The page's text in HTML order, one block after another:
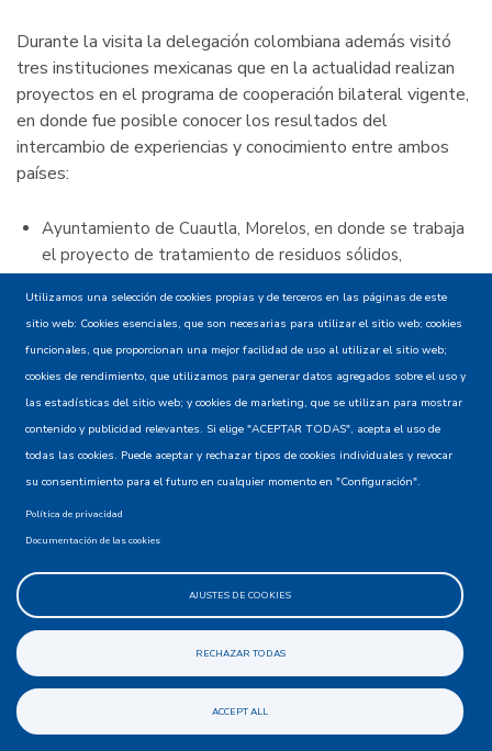
Durante la visita la delegación colombiana además visitó
tres instituciones mexicanas que en la actualidad realizan
proyectos en el programa de cooperación bilateral vigente,
en donde fue posible conocer los resultados del
intercambio de experiencias y conocimiento entre ambos
países:
Ayuntamiento de Cuautla, Morelos, en donde se trabaja
el proyecto de tratamiento de residuos sólidos,
el que se adelanta el proyecto de estrategias de salud
para personas de tercera edad.
Escuela Superior de Ingeniería Mecánica y Eléctrica
(Unidad Azcapotzalco) del Instituto Politécnico Nacional
(IPN), donde se desarrolla el proyecto sobre prototipos
robóticos de prótesis.
Para la Agencia de Cooperación mexicana este fue un
a Paz, pues se resaltaron los ejemplos de reinserción y
resocialización a través de la cocina, como sucede con el
primer restaurante en el mundo dentro de una cárcel de
mujeres abierto al público y atendido por las mismas
internas, ubicado en Cartagena-Colombia. Esta es una
experiencia de la Fundación Acción Interna que será
documentada por APC-Colombia bajo la metodología
Utilizamos una selección de cookies propias y de terceros en las páginas de este
sitio web: Cookies esenciales, que son necesarias para utilizar el sitio web; cookies
funcionales, que proporcionan una mejor facilidad de uso al utilizar el sitio web;
cookies de rendimiento, que utilizamos para generar datos agregados sobre el uso y
las estadísticas del sitio web; y cookies de marketing, que se utilizan para mostrar
contenido y publicidad relevantes. Si elige "ACEPTAR TODAS", acepta el uso de
todas las cookies. Puede aceptar y rechazar tipos de cookies individuales y revocar
su consentimiento para el futuro en cualquier momento en "Configuración".
Política de privacidad
Documentación de las cookies
AJUSTES DE COOKIES
RECHAZAR TODAS
ACCEPT ALL